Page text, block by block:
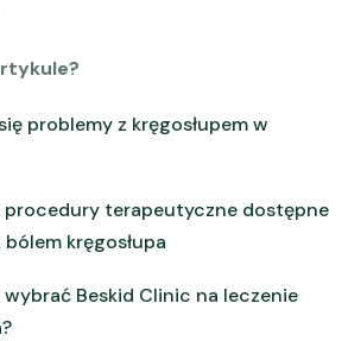
problemy z kręgosłupem w
procedury terapeutyczne dostępne
kręgosłupa
Beskid Clinic na leczenie